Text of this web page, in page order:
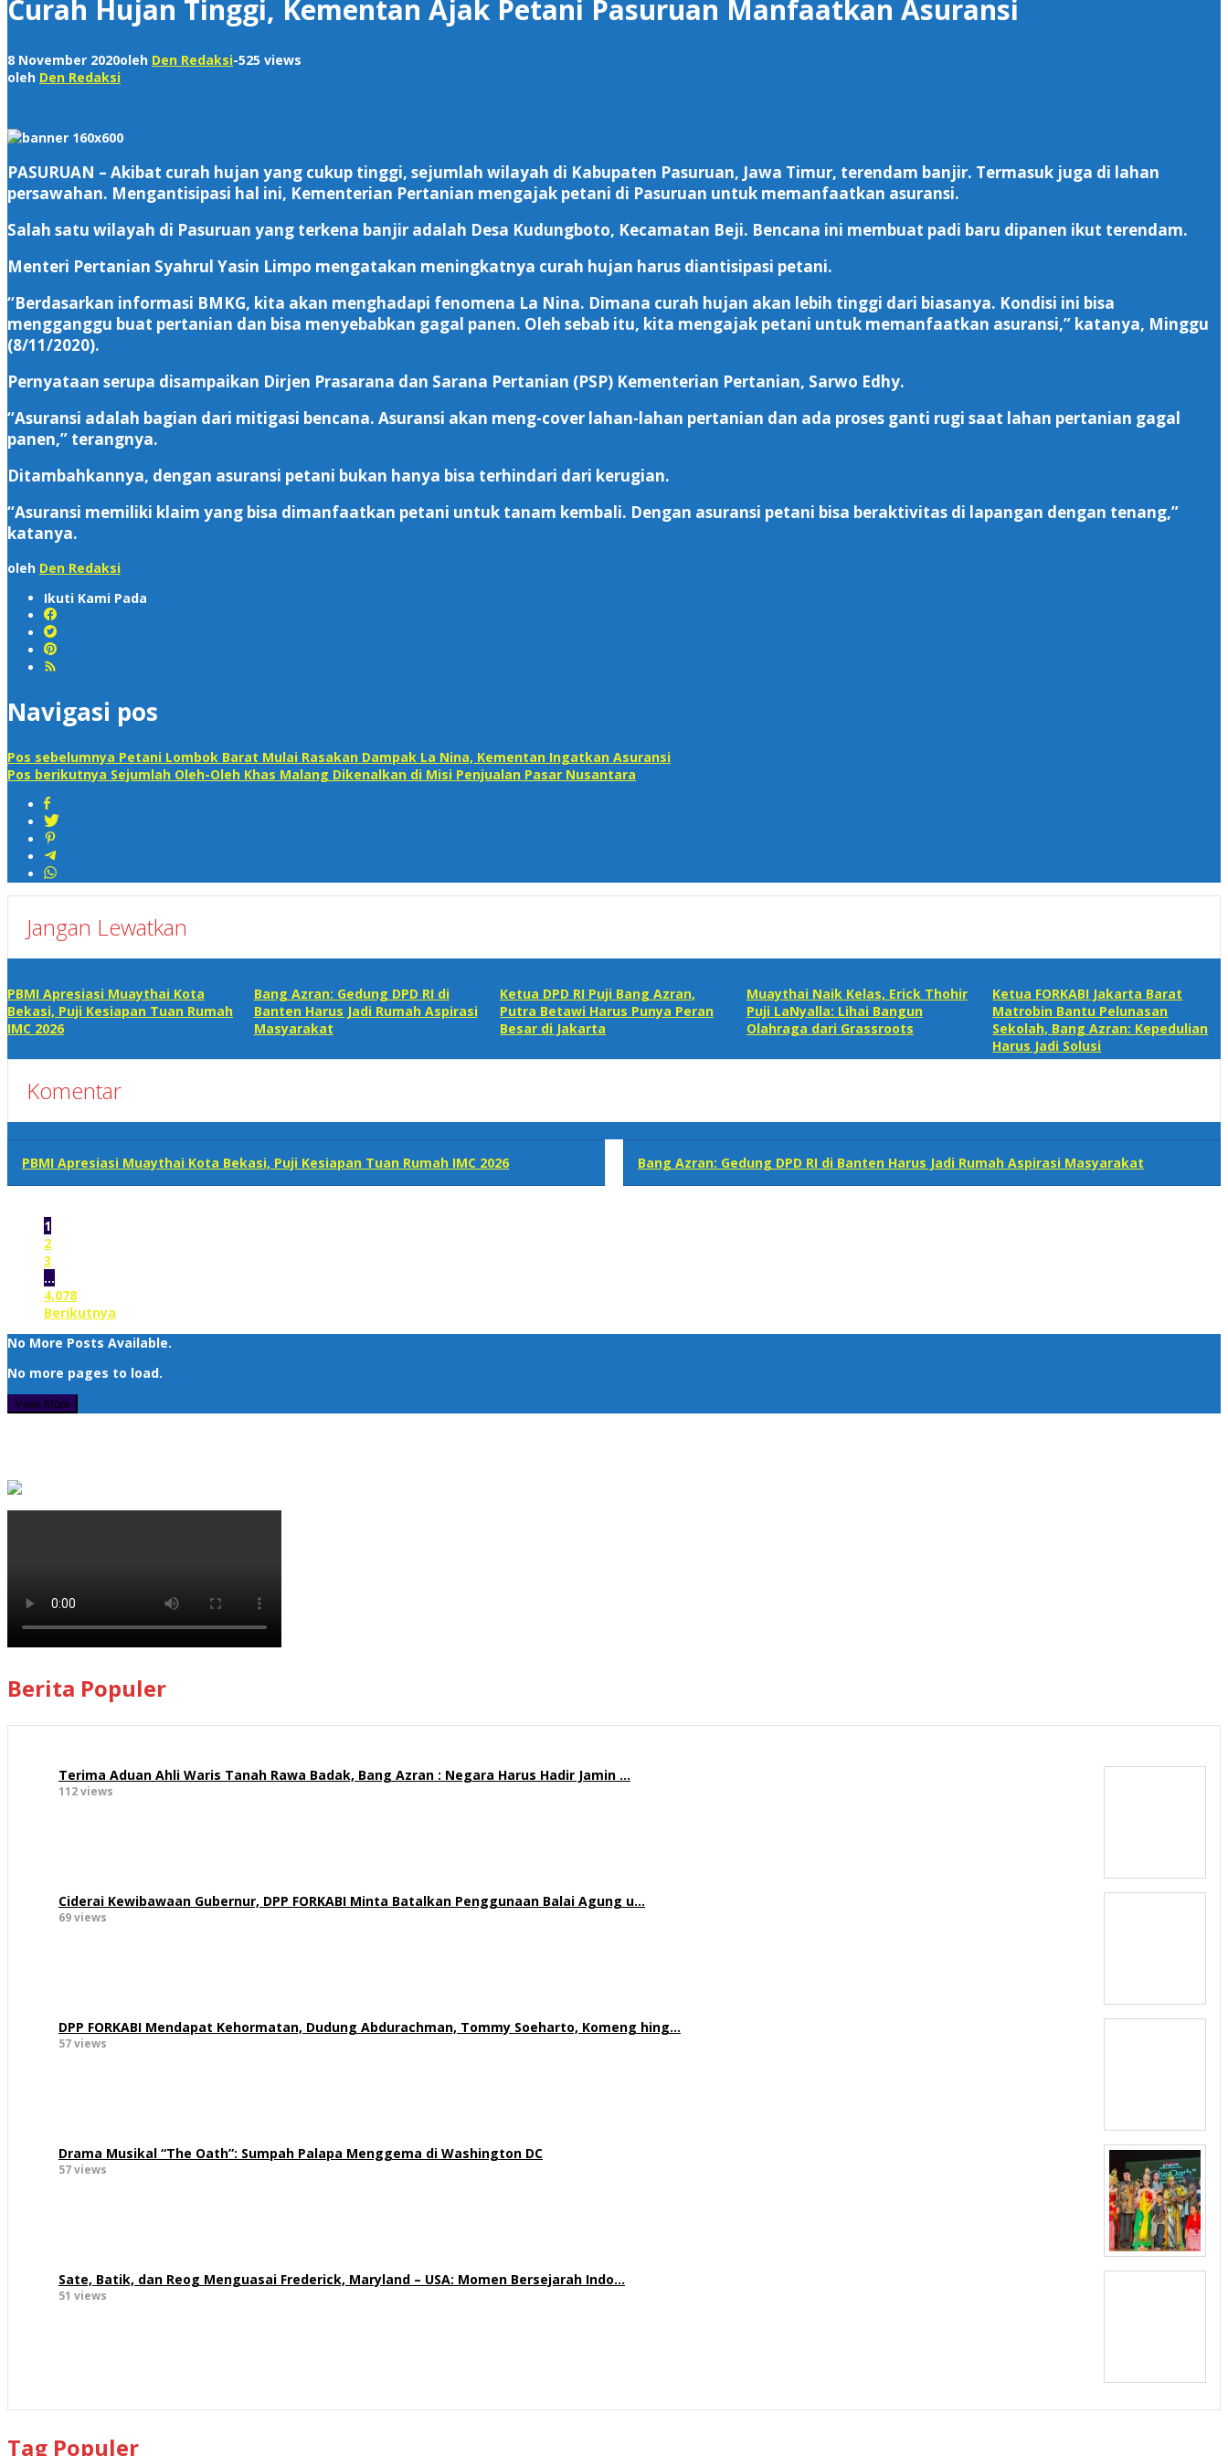
Curah Hujan Tinggi, Kementan Ajak Petani Pasuruan Manfaatkan Asuransi
8 November 2020oleh Den Redaksi-525 views
oleh Den Redaksi
PASURUAN – Akibat curah hujan yang cukup tinggi, sejumlah wilayah di Kabupaten Pasuruan, Jawa Timur, terendam banjir. Termasuk juga di lahan
persawahan. Mengantisipasi hal ini, Kementerian Pertanian mengajak petani di Pasuruan untuk memanfaatkan asuransi.
Salah satu wilayah di Pasuruan yang terkena banjir adalah Desa Kudungboto, Kecamatan Beji. Bencana ini membuat padi baru dipanen ikut terendam.
Menteri Pertanian Syahrul Yasin Limpo mengatakan meningkatnya curah hujan harus diantisipasi petani.
“Berdasarkan informasi BMKG, kita akan menghadapi fenomena La Nina. Dimana curah hujan akan lebih tinggi dari biasanya. Kondisi ini bisa
mengganggu buat pertanian dan bisa menyebabkan gagal panen. Oleh sebab itu, kita mengajak petani untuk memanfaatkan asuransi,” katanya, Minggu
(8/11/2020).
Pernyataan serupa disampaikan Dirjen Prasarana dan Sarana Pertanian (PSP) Kementerian Pertanian, Sarwo Edhy.
“Asuransi adalah bagian dari mitigasi bencana. Asuransi akan meng-cover lahan-lahan pertanian dan ada proses ganti rugi saat lahan pertanian gagal
panen,” terangnya.
Ditambahkannya, dengan asuransi petani bukan hanya bisa terhindari dari kerugian.
“Asuransi memiliki klaim yang bisa dimanfaatkan petani untuk tanam kembali. Dengan asuransi petani bisa beraktivitas di lapangan dengan tenang,”
katanya.
oleh Den Redaksi
Ikuti Kami Pada
Navigasi pos
Pos sebelumnya Petani Lombok Barat Mulai Rasakan Dampak La Nina, Kementan Ingatkan Asuransi
Pos berikutnya Sejumlah Oleh-Oleh Khas Malang Dikenalkan di Misi Penjualan Pasar Nusantara
Jangan Lewatkan
PBMI Apresiasi Muaythai Kota
Bekasi, Puji Kesiapan Tuan Rumah
IMC 2026
Bang Azran: Gedung DPD RI di
Banten Harus Jadi Rumah Aspirasi
Masyarakat
Ketua DPD RI Puji Bang Azran,
Putra Betawi Harus Punya Peran
Besar di Jakarta
Muaythai Naik Kelas, Erick Thohir
Puji LaNyalla: Lihai Bangun
Olahraga dari Grassroots
Ketua FORKABI Jakarta Barat
Matrobin Bantu Pelunasan
Sekolah, Bang Azran: Kepedulian
Harus Jadi Solusi
Komentar
PBMI Apresiasi Muaythai Kota Bekasi, Puji Kesiapan Tuan Rumah IMC 2026 Bang Azran: Gedung DPD RI di Banten Harus Jadi Rumah Aspirasi Masyarakat
1
2
3
…
4,078
Berikutnya
No More Posts Available.
No more pages to load.
View More
Berita Populer
Terima Aduan Ahli Waris Tanah Rawa Badak, Bang Azran : Negara Harus Hadir Jamin …
112 views
Ciderai Kewibawaan Gubernur, DPP FORKABI Minta Batalkan Penggunaan Balai Agung u…
69 views
DPP FORKABI Mendapat Kehormatan, Dudung Abdurachman, Tommy Soeharto, Komeng hing…
57 views
Drama Musikal “The Oath”: Sumpah Palapa Menggema di Washington DC
57 views
Sate, Batik, dan Reog Menguasai Frederick, Maryland – USA: Momen Bersejarah Indo…
51 views
Tag Populer